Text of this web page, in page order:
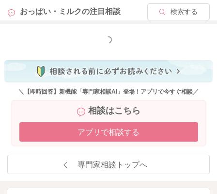
おっぱい・ミルクの注目相談 検索する
もっと見る
＼【即時回答】新機能「専門家相談AI」登場！アプリで今すぐ相談／
相談はこちら
アプリで相談する
専門家相談トップへ